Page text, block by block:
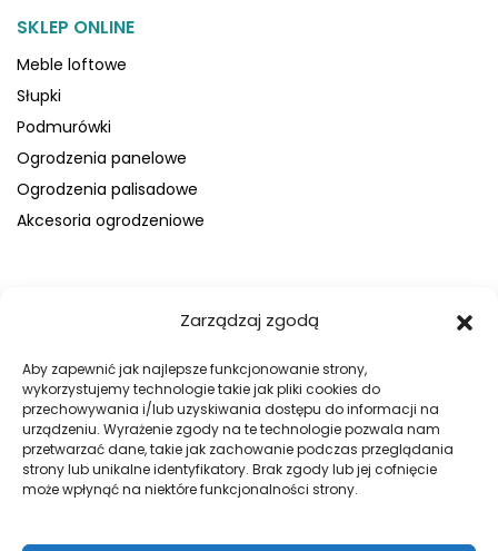
Zarządzaj zgodą
Aby zapewnić jak najlepsze funkcjonowanie strony,
wykorzystujemy technologie takie jak pliki cookies do
przechowywania i/lub uzyskiwania dostępu do informacji na
urządzeniu. Wyrażenie zgody na te technologie pozwala nam
przetwarzać dane, takie jak zachowanie podczas przeglądania
strony lub unikalne identyfikatory. Brak zgody lub jej cofnięcie
może wpłynąć na niektóre funkcjonalności strony.
SKLEP ONLINE
Meble loftowe
Słupki
Podmurówki
Ogrodzenia panelowe
Ogrodzenia palisadowe
Akcesoria ogrodzeniowe
Blog
Kontakt
Galeria
Regulamin
Polityka prywatności